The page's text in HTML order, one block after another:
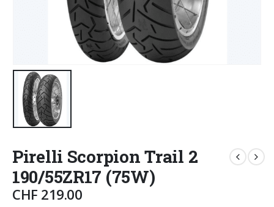
Pirelli Scorpion Trail 2
190/55ZR17 (75W)
CHF 219.00